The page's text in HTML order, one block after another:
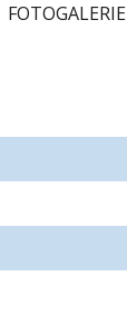
FOTOGALERIE